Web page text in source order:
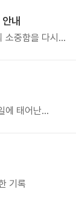
내
소중함을 다시
에 태어난
기록